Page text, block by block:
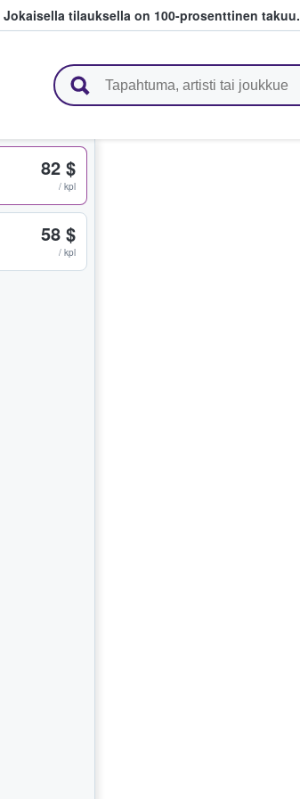
Jokaisella tilauksella on 100-prosenttinen takuu.
82 $
/ kpl
58 $
/ kpl